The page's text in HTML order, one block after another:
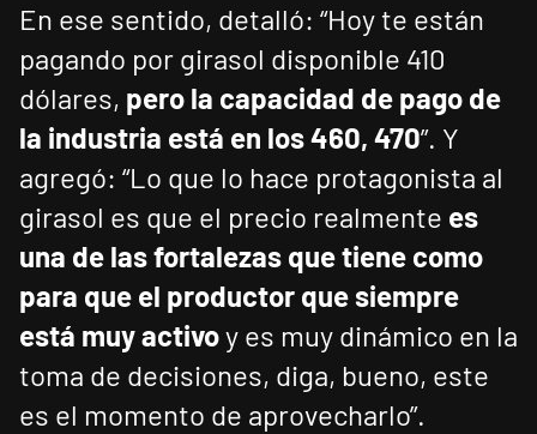
En ese sentido, detalló: “Hoy te están
pagando por girasol disponible 410
dólares, pero la capacidad de pago de
la industria está en los 460, 470”. Y
agregó: “Lo que lo hace protagonista al
girasol es que el precio realmente es
una de las fortalezas que tiene como
para que el productor que siempre
está muy activoy es muy dinámico en la
toma de decisiones, diga, bueno, este
es el momento de aprovecharlo”.